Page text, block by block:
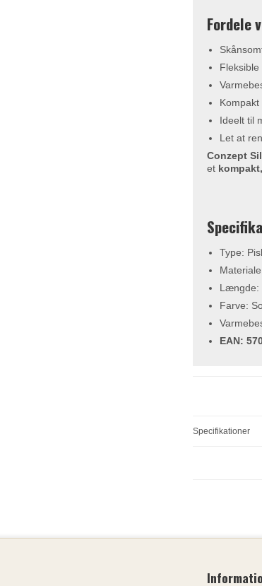
Fordele
Ideelt til
Let at
Conzept
et
Type:
Længde:
Farve:
EAN:
Specifikationer